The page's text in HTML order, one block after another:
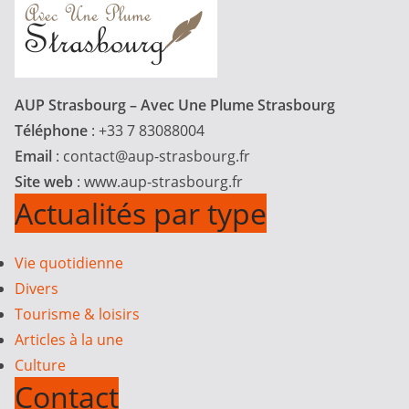
AUP Strasbourg – Avec Une Plume Strasbourg
Téléphone : +33 7 83088004
Email : contact@aup-strasbourg.fr
Site web : www.aup-strasbourg.fr
Actualités par type
Vie quotidienne
Divers
Tourisme & loisirs
Articles à la une
Culture
Contact